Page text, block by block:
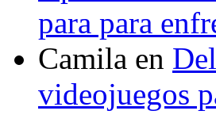
para para
Camila en
videojuegos